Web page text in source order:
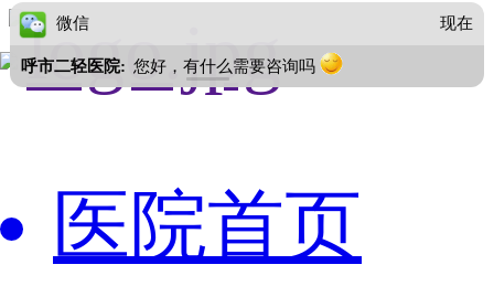
医院首页